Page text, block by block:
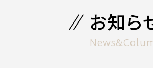
お知ら